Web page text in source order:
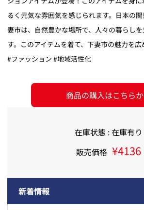
新着情報
るく元気な雰囲気を感じられます。日本の
妻市は、自然豊かな場所で、人々の暮らし
す。このアイテムを着て、下妻市の魅力を
#ファッション #地域活性化
商品の購入はこちら
在庫状態 : 在庫有り
販売価格 ¥4136